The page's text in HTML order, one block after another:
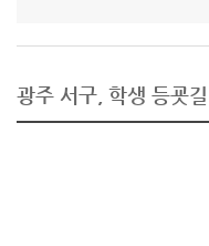
광주 서구, 학생 등굣